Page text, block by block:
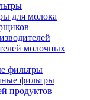
для молока
молочных
фильтры
фильтры